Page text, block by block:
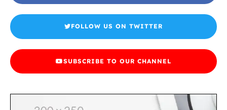
FOLLOW US ON TWITTER
SUBSCRIBE TO OUR CHANNEL